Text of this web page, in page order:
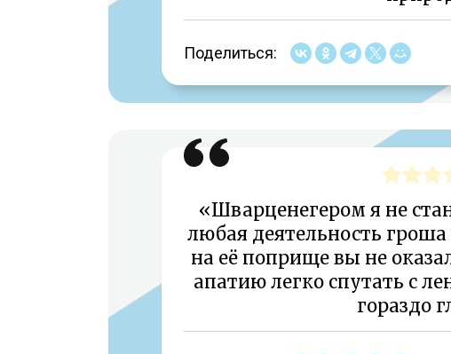
Поделиться:
«Шварценегером я не
любая деятельность гроша
на её поприще вы не
апатию легко спутать с
гораздо